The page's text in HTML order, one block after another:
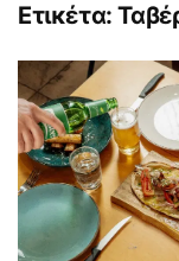
Ετικέτα: